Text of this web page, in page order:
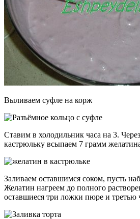
Выливаем суфле на корж
Ставим в холодильник часа на 3.
кастрюльку всыпаем 7 грамм
Заливаем оставшимся соком, пусть
Желатин нагреем до полного
оставшиеся три ложки пюре и третью